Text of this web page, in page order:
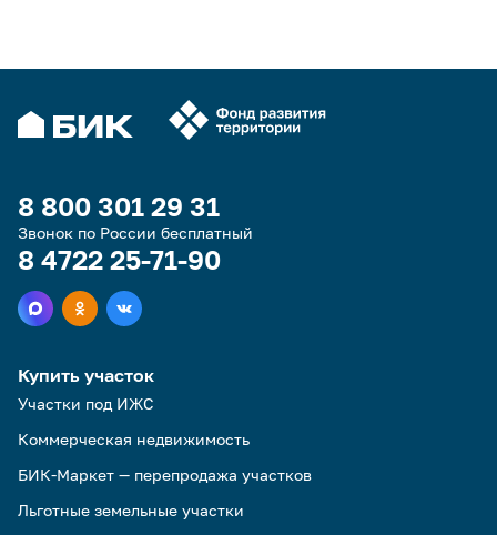
8 800 301 29 31
Звонок по России бесплатный
8 4722 25-71-90
Купить участок
Участки под ИЖС
Коммерческая недвижимость
БИК-Маркет — перепродажа участков
Льготные земельные участки